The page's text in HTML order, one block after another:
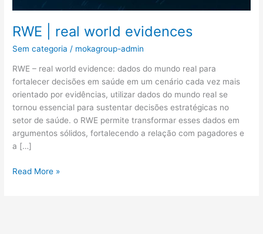
RWE | real world evidences
Sem categoria / mokagroup-admin
RWE – real world evidence: dados do mundo real para
fortalecer decisões em saúde em um cenário cada vez mais
orientado por evidências, utilizar dados do mundo real se
tornou essencial para sustentar decisões estratégicas no
setor de saúde. o RWE permite transformar esses dados em
argumentos sólidos, fortalecendo a relação com pagadores e
a […]
Read More »